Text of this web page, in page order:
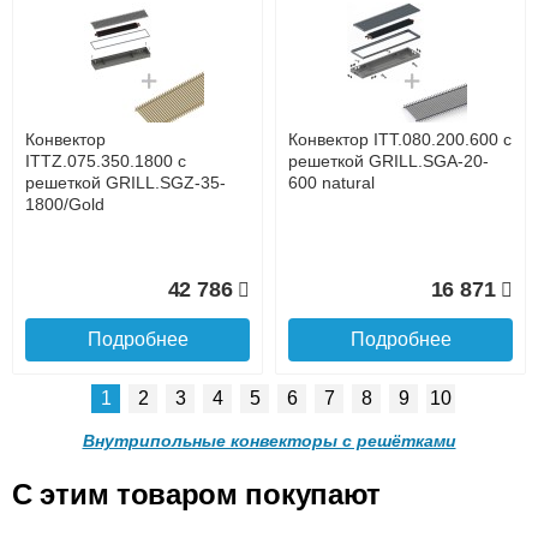
до подъезда
услуга платная
Конвектор ITTL.070.160.800
с решеткой GRILL.SGWL-
16-800 венге.
20 904
Подробнее
Конвектор ITTL.070.160.900
с решеткой GRILL.SGWL-
16-900 венге.
21 495
Конвектор
ITTL.070.160.1000 с
решеткой GRILL.SGWL-16-
Конвектор
ITTL.070.160.1100 с
решеткой GRILL.SGWL-16-
Конвектор
ITTZ.075.350.1800 с
решеткой GRILL.SGZ-35-
1800/Gold
42 786
Подробнее
Конвектор ITT.080.200.600 с
решеткой GRILL.SGA-20-
600 natural
16 871
Подробнее
1 2 3 4 5 6 7 8 9 10
Внутрипольные конвекторы с решётками
C этим товаром покупают